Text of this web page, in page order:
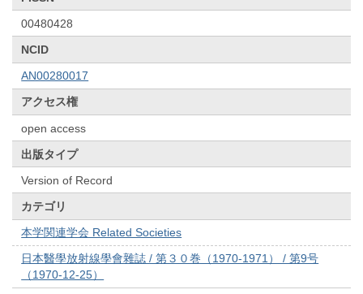
00480428
NCID
AN00280017
アクセス権
open access
出版タイプ
Version of Record
カテゴリ
本学関連学会 Related Societies
日本醫學放射線學會雜誌 / 第３０巻（1970-1971） / 第9号
（1970-12-25）